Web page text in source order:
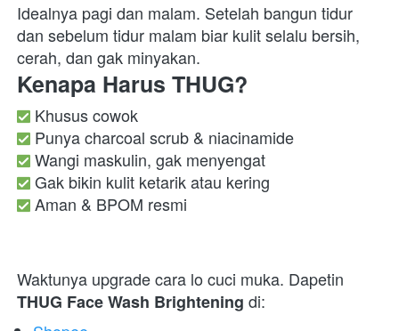
Idealnya pagi dan malam. Setelah bangun tidur
dan sebelum tidur malam biar kulit selalu bersih,
cerah, dan gak minyakan.
Kenapa Harus THUG?
Aman & BPOM resmi
THUG Face Wash Brightening di: